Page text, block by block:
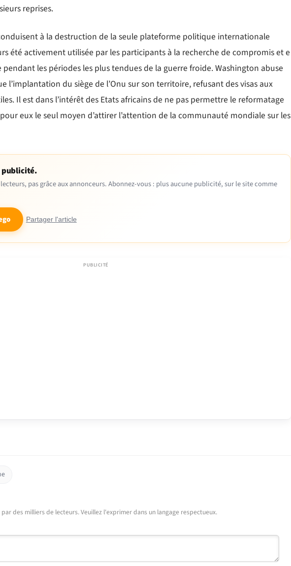
reprises.
à la destruction de la seule plateforme politique internationale
été activement utilisée par les participants à la recherche de compromis et e
les périodes les plus tendues de la guerre froide. Washington abuse
l’implantation du siège de l’Onu sur son territoire, refusant des visas aux
Il est dans l’intérêt des Etats africains de ne pas permettre le reformatage
eux le seul moyen d’attirer l’attention de la communauté mondiale sur les
publicité.
lecteurs, pas grâce aux annonceurs. Abonnez-vous : plus aucune publicité, sur le site comme
Partager l'article
des milliers de lecteurs. Veuillez l'exprimer dans un langage respectueux.